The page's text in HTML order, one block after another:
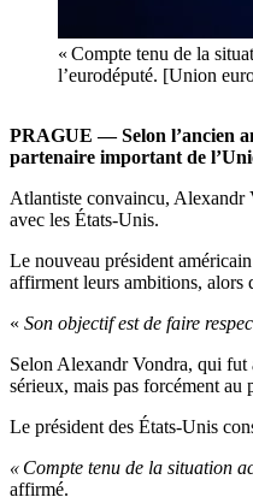
« Compte tenu de la
l’eurodéputé. [Union
PRAGUE — Selon l’ancien
partenaire important de
Atlantiste convaincu, Alexandr
avec les États-Unis.
Le nouveau président
affirment leurs ambitions, alors
« Son objectif est de faire
Selon Alexandr Vondra, qui fut
sérieux, mais pas forcément au
Le président des États-Unis
« Compte tenu de la situation
affirmé.